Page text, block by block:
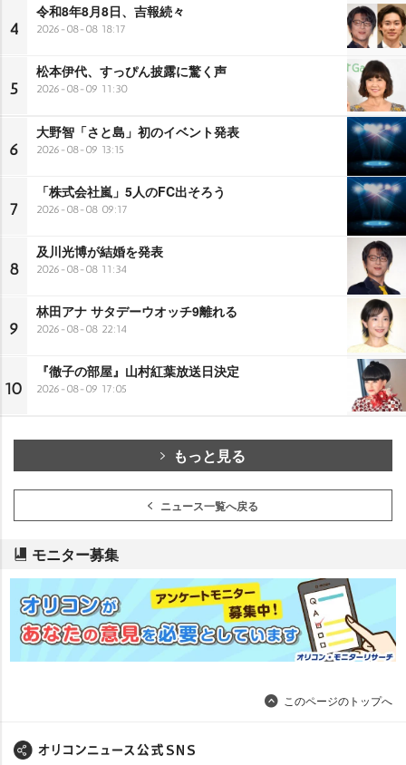
4
令和8年8月8日、吉報続々
2026-08-08 18:17
5
松本伊代、すっぴん披露に驚く声
2026-08-09 11:30
6
大野智「さと島」初のイベント発表
2026-08-09 13:15
7
「株式会社嵐」5人のFC出そろう
2026-08-08 09:17
8
及川光博が結婚を発表
2026-08-08 11:34
9
林田アナ サタデーウオッチ9離れる
2026-08-08 22:14
10
『徹子の部屋』山村紅葉放送日決定
2026-08-09 17:05
もっと見る
ニュース一覧へ戻る
モニター募集
このページのトップへ